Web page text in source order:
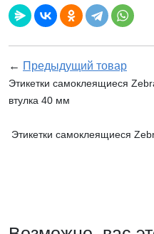
← Предыдущий товар
Этикетки самоклеящиеся
втулка 40 мм
Этикетки самоклеящиеся